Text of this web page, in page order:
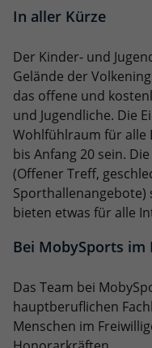
In aller Kürze
Der Kinder- und
Gelände der
das offene und
und Jugendliche. Die
Wohlfühlraum für alle
bis Anfang 20 sein.
(Offener Treff,
Sporthallenangebote)
bieten etwas für alle
Bei MobySports im
Das Team bei
hauptberuflichen
Menschen im